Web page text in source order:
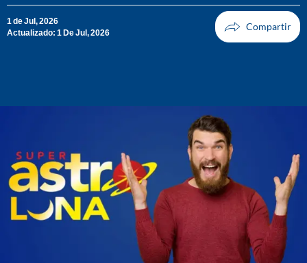
1 de Jul, 2026
Actualizado: 1 De Jul, 2026